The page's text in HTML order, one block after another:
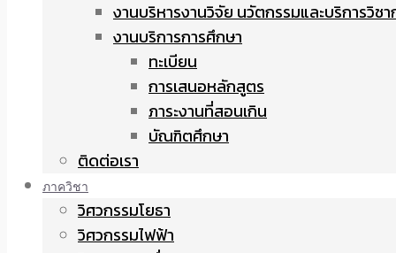
งานบริหารงานวิจัย นวัตกรรมและบริการวิชา
งานบริการการศึกษา
ทะเบียน
การเสนอหลักสูตร
ภาระงานที่สอนเกิน
บัณฑิตศึกษา
ติดต่อเรา
ภาควิชา
วิศวกรรมโยธา
วิศวกรรมไฟฟ้า